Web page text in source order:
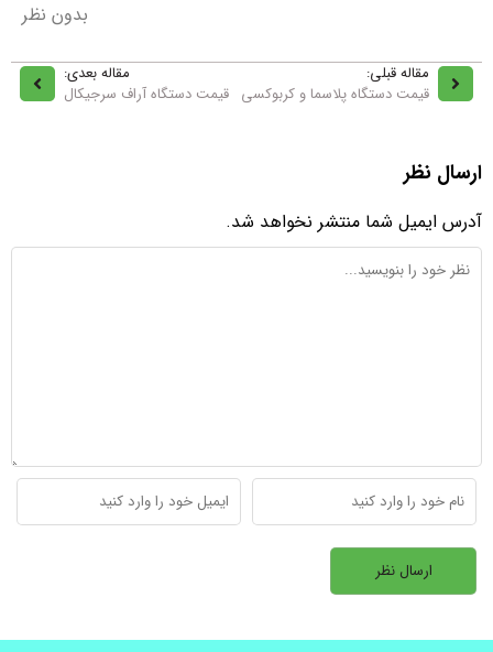
بدون نظر
مقاله قبلی:
قیمت دستگاه پلاسما و کربوکسی
مقاله بعدی:
قیمت دستگاه آراف سرجیکال
ارسال نظر
آدرس ایمیل شما منتشر نخواهد شد.